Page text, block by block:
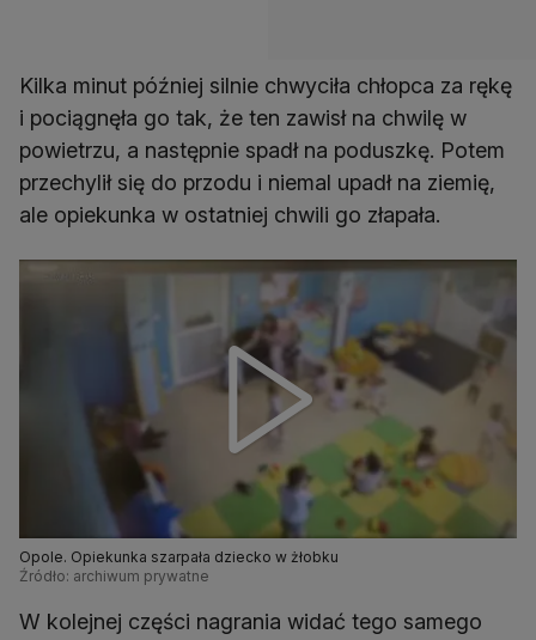
Kilka minut później silnie chwyciła chłopca za rękę
i pociągnęła go tak, że ten zawisł na chwilę w
powietrzu, a następnie spadł na poduszkę. Potem
przechylił się do przodu i niemal upadł na ziemię,
ale opiekunka w ostatniej chwili go złapała.
Opole. Opiekunka szarpała dziecko w żłobku
Źródło: archiwum prywatne
W kolejnej części nagrania widać tego samego